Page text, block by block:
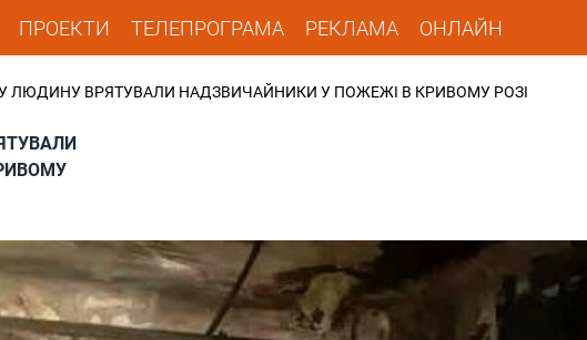
ПРОЕКТИ ТЕЛЕПРОГРАМА РЕКЛАМА ОНЛАЙН
ЛЮДИНУ ВРЯТУВАЛИ НАДЗВИЧАЙНИКИ У ПОЖЕЖІ В КРИВОМУ РОЗІ